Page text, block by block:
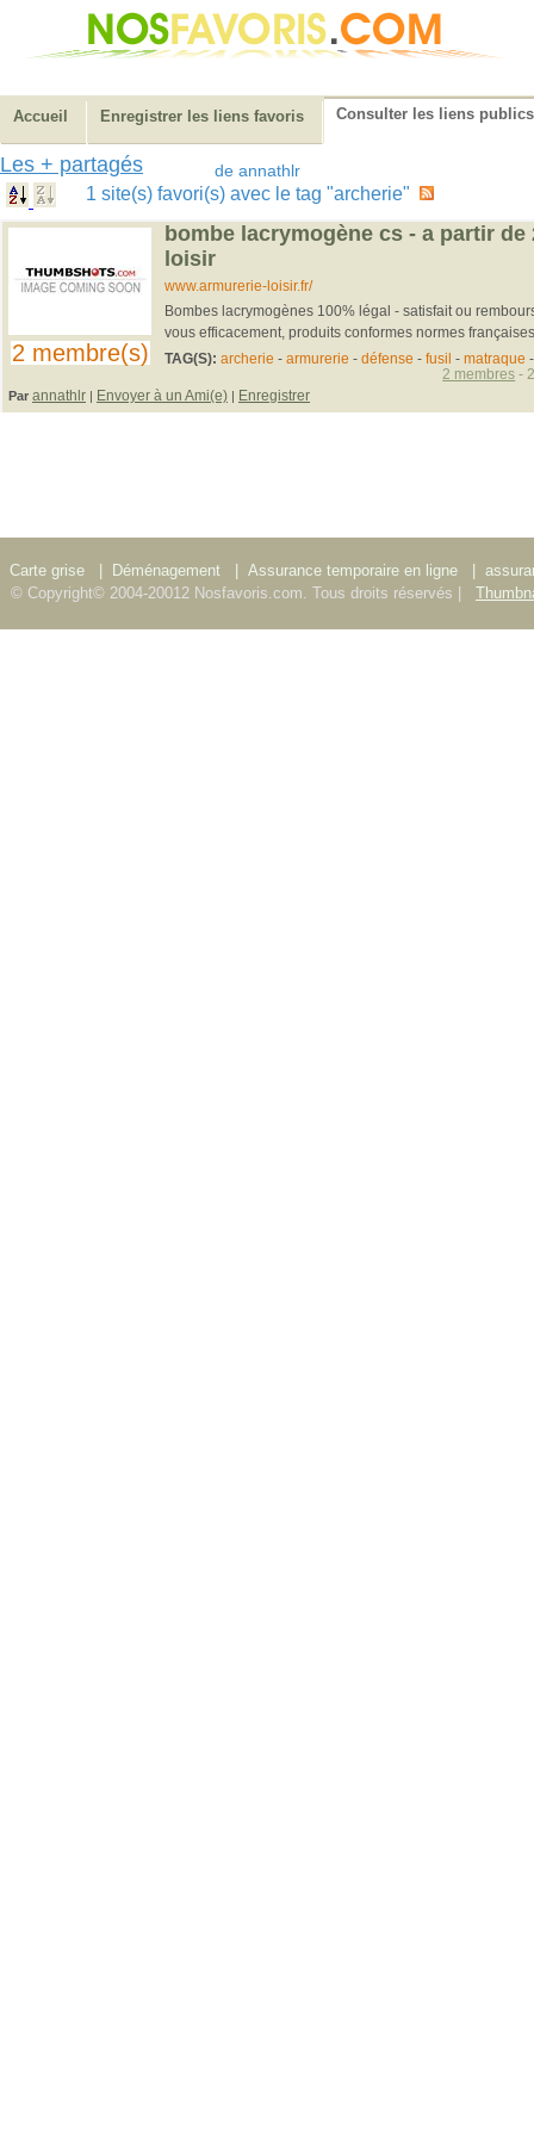
Accueil Enregistrer les liens favoris Consulter les liens publics
Les + partagés de annathlr
1 site(s) favori(s) avec le tag "archerie"
2 membre(s)
bombe lacrymogène cs - a partir de
loisir
www.armurerie-loisir.fr/
Bombes lacrymogènes 100% légal - satisfait ou
vous efficacement, produits conformes normes françaises
TAG(S): archerie - armurerie - défense - fusil - matraque
Par annathlr | Envoyer à un Ami(e) | Enregistrer
2 membres -
Carte grise Déménagement Assurance temporaire en ligne
© Copyright© 2004-20012 Nosfavoris.com. Tous droits réservés |